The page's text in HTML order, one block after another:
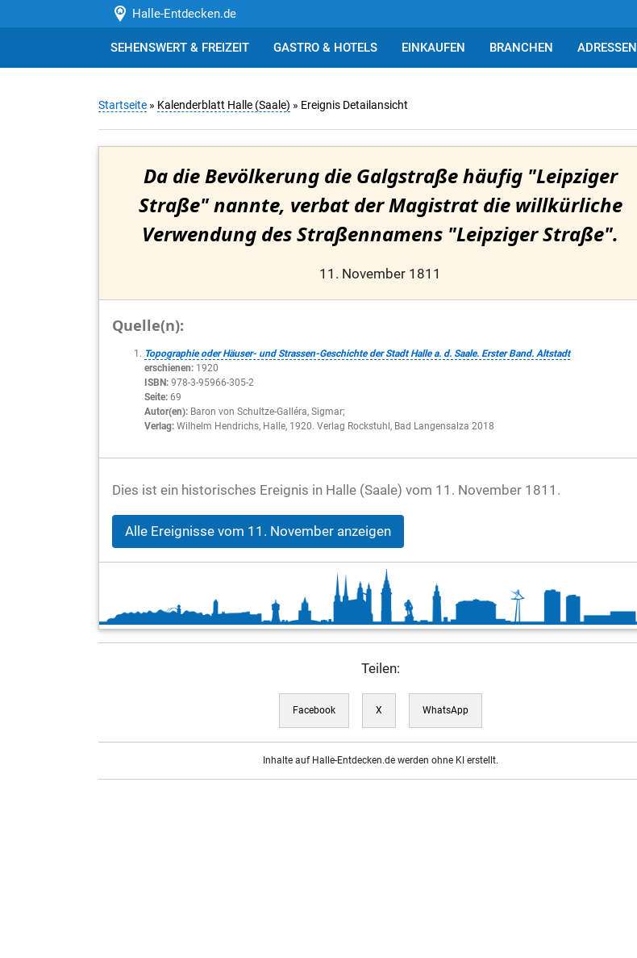
Halle-Entdecken.de
SEHENSWERT & FREIZEIT GASTRO & HOTELS EINKAUFEN BRANCHEN ADRESSEN
Startseite » Kalenderblatt Halle (Saale) » Ereignis Detailansicht
Da die Bevölkerung die Galgstraße häufig "Leipziger
Straße" nannte, verbat der Magistrat die willkürliche
Verwendung des Straßennamens "Leipziger Straße".
11. November 1811
Quelle(n):
Topographie oder Häuser- und Strassen-Geschichte der Stadt Halle a. d. Saale. Erster Band. Altstadt
erschienen: 1920
ISBN: 978-3-95966-305-2
Seite: 69
Autor(en): Baron von Schultze-Galléra, Sigmar;
Verlag: Wilhelm Hendrichs, Halle, 1920. Verlag Rockstuhl, Bad Langensalza 2018
Dies ist ein historisches Ereignis in Halle (Saale) vom 11. November 1811.
Alle Ereignisse vom 11. November anzeigen
Teilen:
Facebook X WhatsApp
Inhalte auf Halle-Entdecken.de werden ohne KI erstellt.